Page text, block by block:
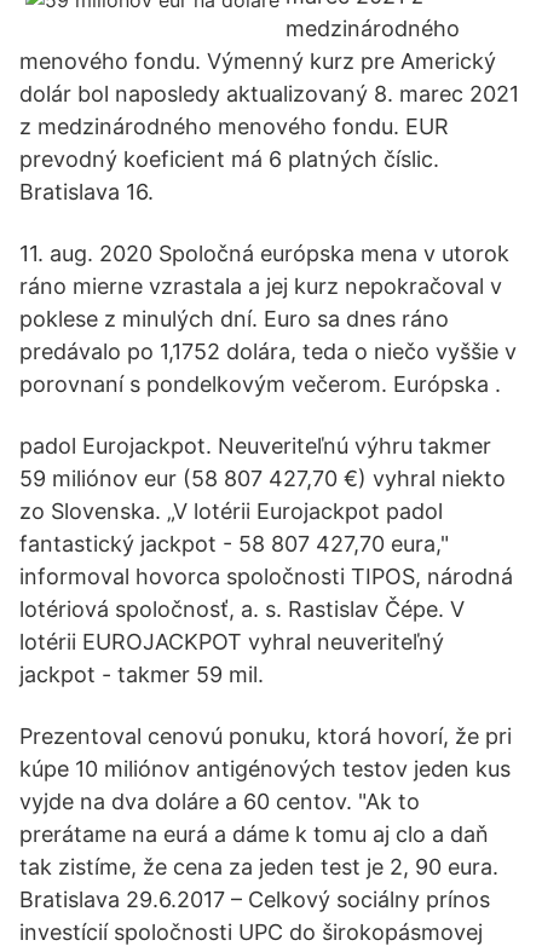
medzinárodného
menového fondu. Výmenný kurz pre Americký
dolár bol naposledy aktualizovaný 8. marec 2021
z medzinárodného menového fondu. EUR
prevodný koeficient má 6 platných číslic.
Bratislava 16.
11. aug. 2020 Spoločná európska mena v utorok
ráno mierne vzrastala a jej kurz nepokračoval v
poklese z minulých dní. Euro sa dnes ráno
predávalo po 1,1752 dolára, teda o niečo vyššie v
porovnaní s pondelkovým večerom. Európska .
padol Eurojackpot. Neuveriteľnú výhru takmer
59 miliónov eur (58 807 427,70 €) vyhral niekto
zo Slovenska. „V lotérii Eurojackpot padol
fantastický jackpot - 58 807 427,70 eura,"
informoval hovorca spoločnosti TIPOS, národná
lotériová spoločnosť, a. s. Rastislav Čépe. V
lotérii EUROJACKPOT vyhral neuveriteľný
jackpot - takmer 59 mil.
Prezentoval cenovú ponuku, ktorá hovorí, že pri
kúpe 10 miliónov antigénových testov jeden kus
vyjde na dva doláre a 60 centov. "Ak to
prerátame na eurá a dáme k tomu aj clo a daň
tak zistíme, že cena za jeden test je 2, 90 eura.
Bratislava 29.6.2017 – Celkový sociálny prínos
investícií spoločnosti UPC do širokopásmovej